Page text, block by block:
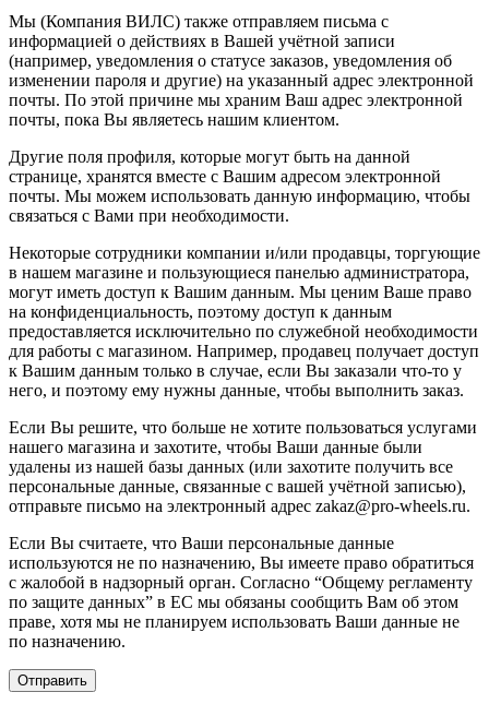
Мы (Компания ВИЛС) также отправляем письма с
информацией о действиях в Вашей учётной записи
(например, уведомления о статусе заказов, уведомления об
изменении пароля и другие) на указанный адрес электронной
почты. По этой причине мы храним Ваш адрес электронной
почты, пока Вы являетесь нашим клиентом.
Другие поля профиля, которые могут быть на данной
странице, хранятся вместе с Вашим адресом электронной
почты. Мы можем использовать данную информацию, чтобы
связаться с Вами при необходимости.
Некоторые сотрудники компании и/или продавцы, торгующие
в нашем магазине и пользующиеся панелью администратора,
могут иметь доступ к Вашим данным. Мы ценим Ваше право
на конфиденциальность, поэтому доступ к данным
предоставляется исключительно по служебной необходимости
для работы с магазином. Например, продавец получает доступ
к Вашим данным только в случае, если Вы заказали что-то у
него, и поэтому ему нужны данные, чтобы выполнить заказ.
Если Вы решите, что больше не хотите пользоваться услугами
нашего магазина и захотите, чтобы Ваши данные были
удалены из нашей базы данных (или захотите получить все
персональные данные, связанные с вашей учётной записью),
отправьте письмо на электронный адрес zakaz@pro-wheels.ru.
Если Вы считаете, что Ваши персональные данные
используются не по назначению, Вы имеете право обратиться
с жалобой в надзорный орган. Согласно “Общему регламенту
по защите данных” в ЕС мы обязаны сообщить Вам об этом
праве, хотя мы не планируем использовать Ваши данные не
по назначению.
Отправить